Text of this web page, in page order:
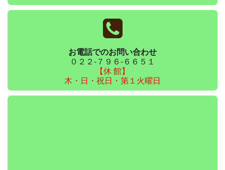
お電話でのお問い合わせ
０２２-７９６-６６５１
【休 館】
木・日・祝日・第１火曜日